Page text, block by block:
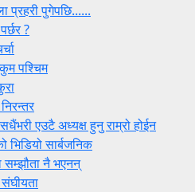
प्रहरी पुगेपछि......
?
पश्चिम
एउटै अध्यक्ष हुनु राम्रो होईन
सार्बजनिक
सम्झौता नै भएनन्